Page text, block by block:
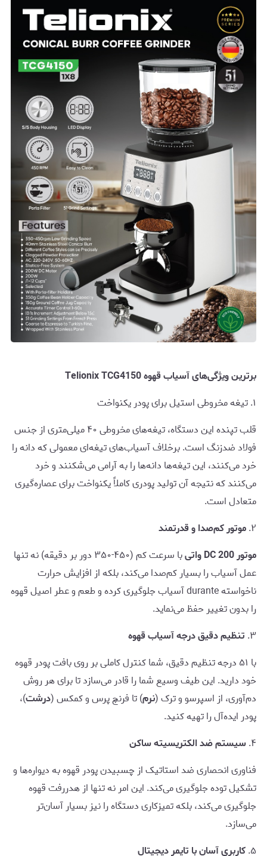
برترین ویژگی‌های آسیاب قهوه Telionix TCG4150
۱. تیغه مخروطی استیل برای پودر یکنواخت
قلب تپنده این دستگاه، تیغه‌های مخروطی ۴۰ میلی‌متری از جنس
فولاد ضدزنگ است. برخلاف آسیاب‌های تیغه‌ای معمولی که دانه را
خرد می‌کنند، این تیغه‌ها دانه‌ها را به آرامی می‌شکنند و خرد
می‌کنند که نتیجه آن تولید پودری کاملاً یکنواخت برای عصاره‌گیری
متعادل است.
۲. موتور کم‌صدا و قدرتمند
موتور DC 200 واتی
با سرعت کم (۴۵۰-۳۵۰ دور بر دقیقه) نه تنها
عمل آسیاب را بسیار کم‌صدا می‌کند، بلکه از افزایش حرارت
ناخواسته durante آسیاب جلوگیری کرده و طعم و عطر اصیل قهوه
را بدون تغییر حفظ می‌نماید.
۳. تنظیم دقیق درجه آسیاب قهوه
با ۵۱ درجه تنظیم دقیق، شما کنترل کاملی بر روی بافت پودر قهوه
خود دارید. این طیف وسیع شما را قادر می‌سازد تا برای هر روش
دم‌آوری، از اسپرسو و ترک (نرم) تا فرنچ پرس و کمکس (درشت)،
پودر ایده‌آل را تهیه کنید.
۴. سیستم ضد الکتریسیته ساکن
فناوری انحصاری ضد استاتیک از چسبیدن پودر قهوه به دیواره‌ها و
تشکیل توده جلوگیری می‌کند. این امر نه تنها از هدررفت قهوه
جلوگیری می‌کند، بلکه تمیزکاری دستگاه را نیز بسیار آسان‌تر
می‌سازد.
۵. کاربری آسان با تایمر دیجیتال